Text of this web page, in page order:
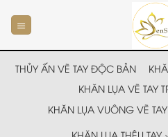
đến
nội
dung
THỦY ẤN VẼ TAY ĐỘC BẢN
KHĂN LỤA VẼ TAY
KHĂN LỤA VUÔNG VẼ TAY